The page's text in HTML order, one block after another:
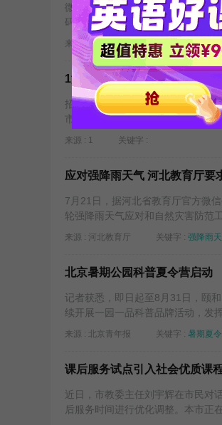
微信添加【新东方小老师】免费获
码--------------------------------------
来源 : 新东方在线 关键字 : 新概念
1测试
招生单位所在地(10001)北京大学
市(10004)北京交通大学(11)北京市
来源 : 1 关键字 :
应对强降雨天气 河北教育厅要
7月21日，据河北省教育厅官方微
轮强降雨天气应对和自然灾害防范
来源 : 河北教育厅 关键字 : 强降雨
北京暑期公园科普夏令营启动
记者获悉，即日起至8月31日，颐
续开展一园一品科普品牌活动，发
来源 : 北京青年报 关键字 : 暑期夏
课后服务试点引入社会优质课
近日，市教委主任刘宇辉在市民对
后服务时间进行优化调整。本市正